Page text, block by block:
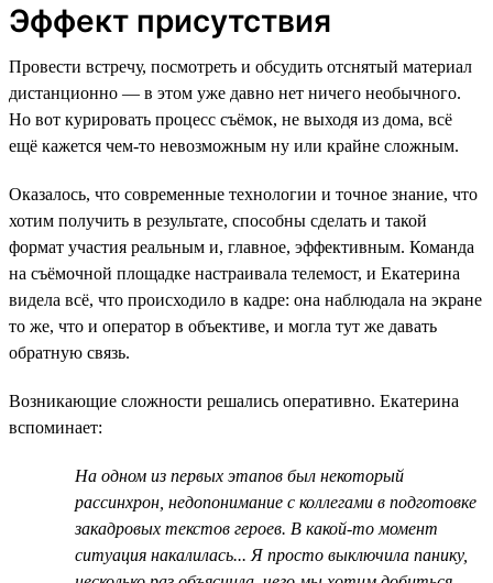
Эффект присутствия
Провести встречу, посмотреть и обсудить отснятый материал
дистанционно — в этом уже давно нет ничего необычного.
Но вот курировать процесс съёмок, не выходя из дома, всё
ещё кажется чем-то невозможным ну или крайне сложным.
Оказалось, что современные технологии и точное знание, что
хотим получить в результате, способны сделать и такой
формат участия реальным и, главное, эффективным. Команда
на съёмочной площадке настраивала телемост, и Екатерина
видела всё, что происходило в кадре: она наблюдала на экране
то же, что и оператор в объективе, и могла тут же давать
обратную связь.
Возникающие сложности решались оперативно. Екатерина
вспоминает:
На одном из первых этапов был некоторый
рассинхрон, недопонимание с коллегами в подготовке
закадровых текстов героев. В какой-то момент
ситуация накалилась... Я просто выключила панику,